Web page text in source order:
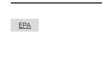
EPA